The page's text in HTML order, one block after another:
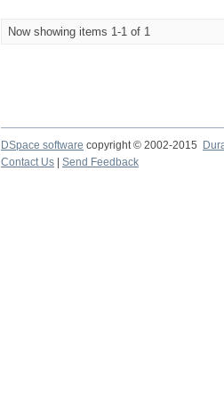
Now showing items 1-1 of 1
DSpace software copyright © 2002-2015
Contact Us
Send Feedback